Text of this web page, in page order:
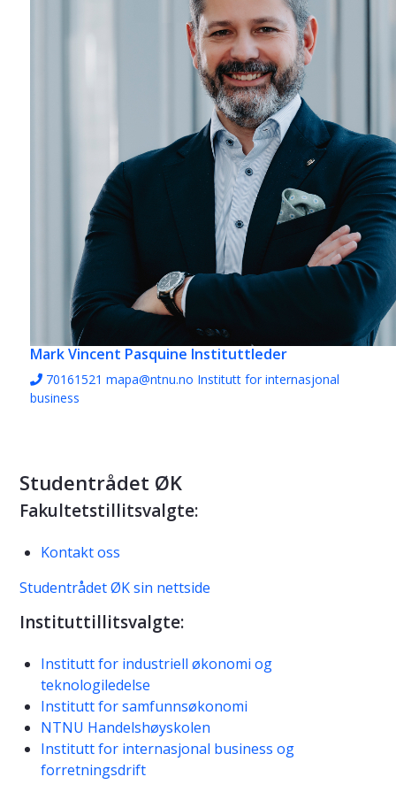
Mark Vincent Pasquine Instituttleder
70161521 mapa@ntnu.no Institutt for internasjonal
business
Studentrådet ØK
Fakultetstillitsvalgte:
Kontakt oss
Studentrådet ØK sin nettside
Instituttillitsvalgte:
Institutt for industriell økonomi og
teknologiledelse
Institutt for samfunnsøkonomi
NTNU Handelshøyskolen
Institutt for internasjonal business og
forretningsdrift